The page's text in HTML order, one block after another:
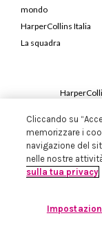
mondo
HarperCollins Italia
La squadra
Iscritta in Milano
Cliccando su
memorizzare i
navigazione del
nelle nostre
sulla tua privacy